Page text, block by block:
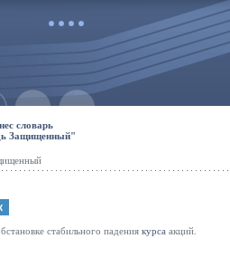
словарь
Защищенный"
стабильного падения курса акций.